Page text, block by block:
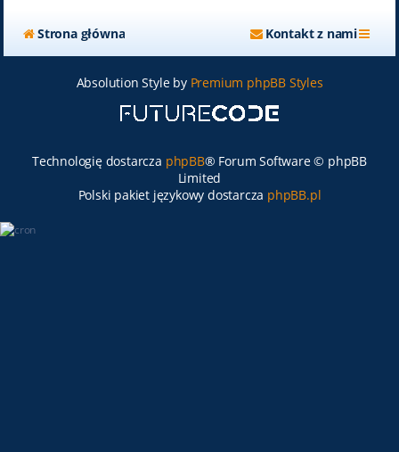
Strona główna Kontakt z nami
Absolution Style by Premium phpBB Styles
Technologię dostarcza phpBB® Forum Software © phpBB
Limited
Polski pakiet językowy dostarcza phpBB.pl